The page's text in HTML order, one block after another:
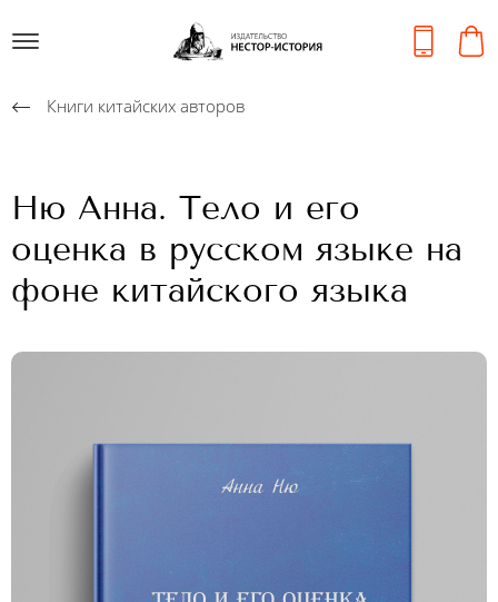
Книги китайских авторов
Ню Анна. Тело и его
оценка в русском языке на
фоне китайского языка